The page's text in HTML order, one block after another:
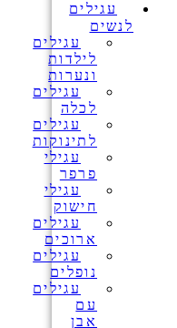
עגילים
לנשים
עגילים
לילדות
ונערות
עגילים
לכלה
עגילים
לתינוקות
עגילי
פרפר
עגילי
חישוק
עגילים
ארוכים
עגילים
נופלים
עגילים
עם
אבן